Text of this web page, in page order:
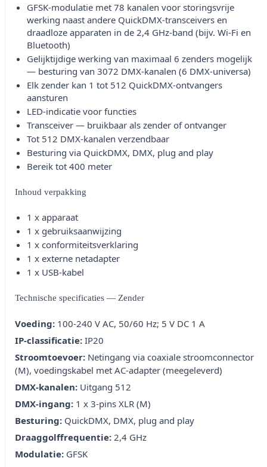
GFSK-modulatie met 78 kanalen voor storingsvrije
werking naast andere QuickDMX-transceivers en
draadloze apparaten in de 2,4 GHz-band (bijv. Wi-Fi en
Bluetooth)
Gelijktijdige werking van maximaal 6 zenders mogelijk
— besturing van 3072 DMX-kanalen (6 DMX-universa)
Elk zender kan 1 tot 512 QuickDMX-ontvangers
aansturen
LED-indicatie voor functies
Transceiver — bruikbaar als zender of ontvanger
Tot 512 DMX-kanalen verzendbaar
Besturing via QuickDMX, DMX, plug and play
Bereik tot 400 meter
Inhoud verpakking
1 x apparaat
1 x gebruiksaanwijzing
1 x conformiteitsverklaring
1 x externe netadapter
1 x USB-kabel
Technische specificaties — Zender
Voeding: 100-240 V AC, 50/60 Hz; 5 V DC 1 A
IP-classificatie: IP20
Stroomtoevoer: Netingang via coaxiale stroomconnector
(M), voedingskabel met AC-adapter (meegeleverd)
DMX-kanalen: Uitgang 512
DMX-ingang: 1 x 3-pins XLR (M)
Besturing: QuickDMX, DMX, plug and play
Draaggolffrequentie: 2,4 GHz
Modulatie: GFSK